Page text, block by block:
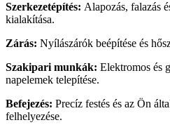
Szerkezetépítés: Alapozás, falazás
kialakítása.
Zárás: Nyílászárók beépítése és
Szakipari munkák: Elektromos és
napelemek telepítése.
Befejezés: Precíz festés és az Ön
felhelyezése.